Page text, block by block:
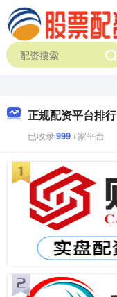
正规配资平台排行
已收录999+家平台